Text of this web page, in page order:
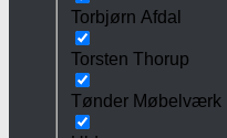
Torbjørn Afdal
Torsten Thorup
Tønder Møbelværk